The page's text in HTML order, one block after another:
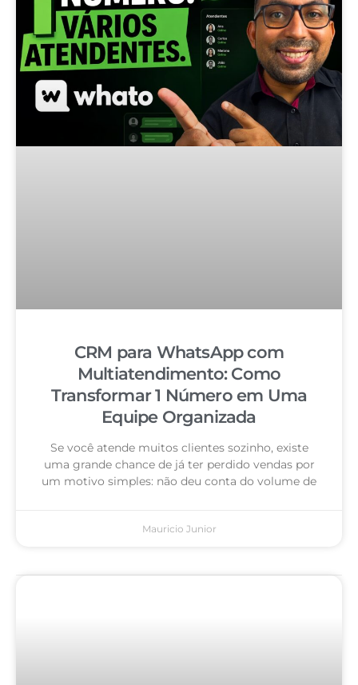
CRM para WhatsApp com
Multiatendimento: Como
Transformar 1 Número em Uma
Equipe Organizada
Se você atende muitos clientes sozinho, existe
uma grande chance de já ter perdido vendas por
um motivo simples: não deu conta do volume de
Mauricio Junior